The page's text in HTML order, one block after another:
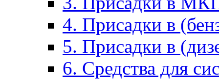
4. Присадки в
5. Присадки в
6. Средства для